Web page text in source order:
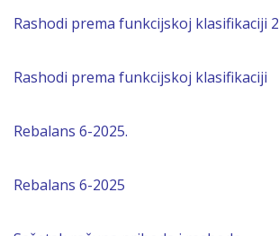
Rashodi prema funkcijskoj klasifikaciji 2
Rashodi prema funkcijskoj klasifikaciji
Rebalans 6-2025.
Rebalans 6-2025